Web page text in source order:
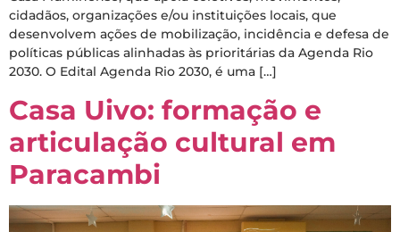
cidadãos, organizações e/ou instituições locais, que
desenvolvem ações de mobilização, incidência e defesa de
políticas públicas alinhadas às prioritárias da Agenda Rio
2030. O Edital Agenda Rio 2030, é uma […]
Casa Uivo: formação e
articulação cultural em
Paracambi